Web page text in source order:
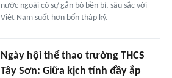
nước ngoài có sự gắn bó bền bỉ, sâu sắc với
Việt Nam suốt hơn bốn thập kỷ.
Ngày hội thể thao trường THCS
Tây Sơn: Giữa kịch tính đầy ắp